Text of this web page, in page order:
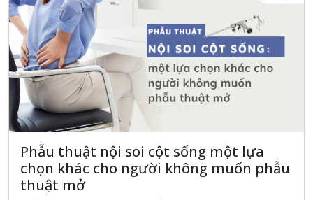
Phẫu thuật nội soi cột sống một lựa
chọn khác cho người không muốn phẫu
thuật mở